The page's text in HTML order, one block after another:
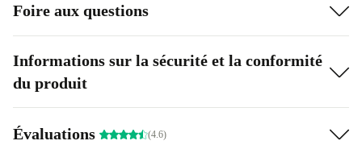
Foire aux questions
Informations sur la sécurité et la conformité
du produit
Évaluations (4.6)